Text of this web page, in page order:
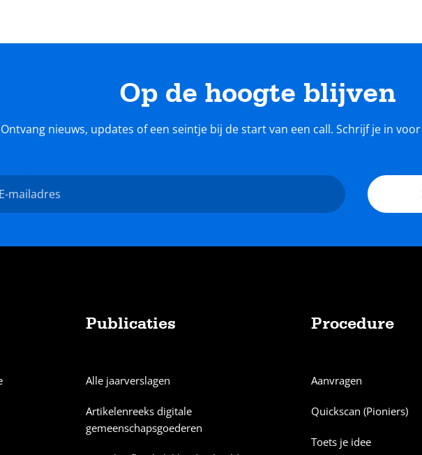
Op de hoogte blijven
Ontvang nieuws, updates of een seintje bij de start van een call. Schrijf je in
Publicaties
Alle jaarverslagen
Artikelenreeks digitale
gemeenschapsgoederen
Procedure
Aanvragen
Quickscan (Pioniers)
Toets je idee